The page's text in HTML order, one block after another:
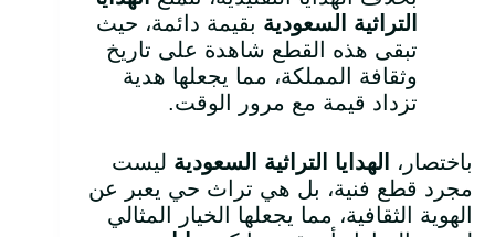
التراثية السعودية بقيمة دائمة، حيث
تبقى هذه القطع شاهدة على تاريخ
وثقافة المملكة، مما يجعلها هدية
تزداد قيمة مع مرور الوقت.
باختصار، الهدايا التراثية السعودية ليست
مجرد قطع فنية، بل هي تراث حي يعبر عن
الهوية الثقافية، مما يجعلها الخيار المثالي